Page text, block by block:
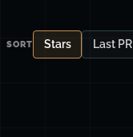
SORT Stars Last PR